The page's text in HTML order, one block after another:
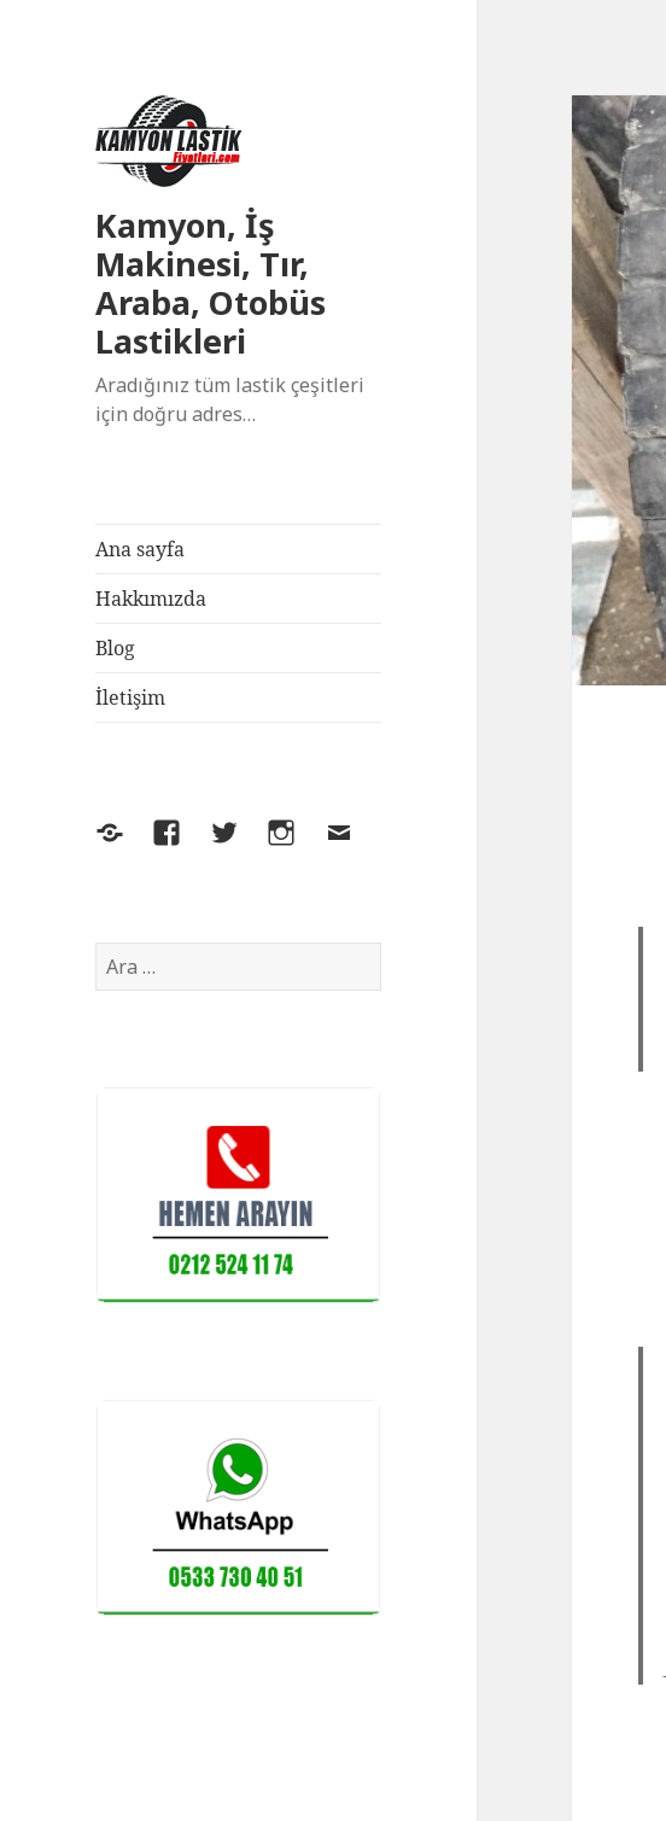
Kamyon, İş
Makinesi, Tır,
Araba, Otobüs
Lastikleri
Aradığınız tüm lastik çeşitleri
için doğru adres…
Ana sayfa
Hakkımızda
Blog
İletişim
Yelp FacebookTwitterInstagram
E-
Arama: